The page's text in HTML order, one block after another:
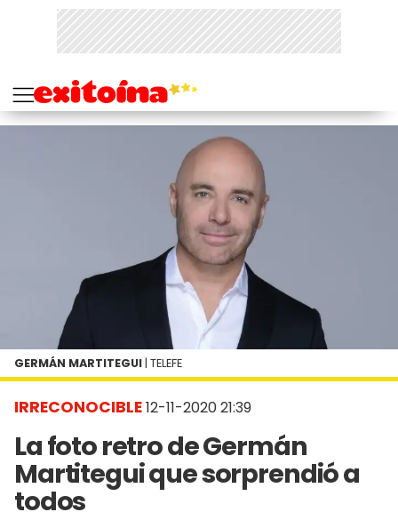
IRRECONOCIBLE12-11-2020 21:39
La foto retro de Germán
Martitegui que sorprendió a
todos
GERMÁN MARTITEGUI | TELEFE